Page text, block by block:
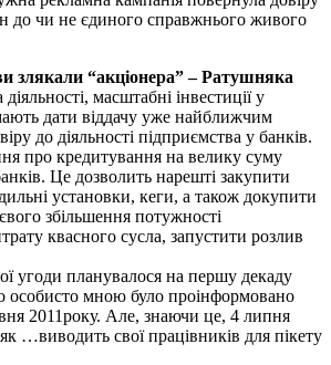
до чи не єдиного справжнього живого
злякали “акціонера” – Ратушняка
масштабні інвестиції у
дати віддачу уже найближчим
до діяльності підприємства у банків.
про кредитування на велику суму
Це дозволить нарешті закупити
установки, кеги, а також докупити
збільшення потужності
квасного сусла, запустити розлив
угоди планувалося на першу декаду
особисто мною було проінформовано
2011року. Але, знаючи це, 4 липня
…виводить свої працівників для пікету